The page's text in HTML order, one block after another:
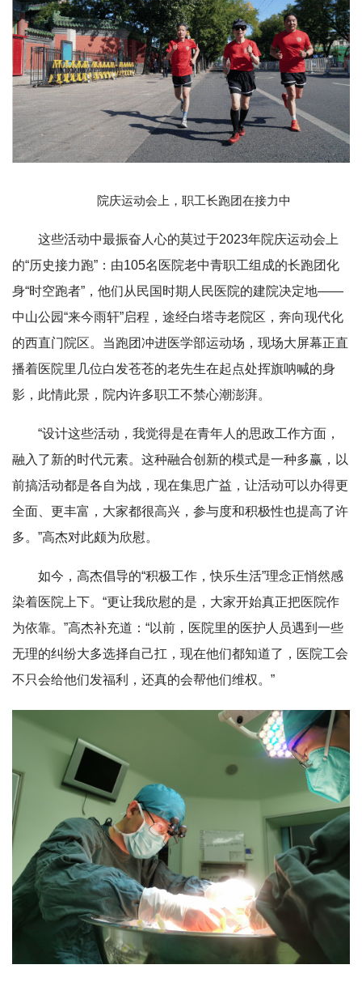
院庆运动会上，职工长跑团在接力中
这些活动中最振奋人心的莫过于2023年院庆运动会上
的“历史接力跑”：由105名医院老中青职工组成的长跑团化
身“时空跑者”，他们从民国时期人民医院的建院决定地——
中山公园“来今雨轩”启程，途经白塔寺老院区，奔向现代化
的西直门院区。当跑团冲进医学部运动场，现场大屏幕正直
播着医院里几位白发苍苍的老先生在起点处挥旗呐喊的身
影，此情此景，院内许多职工不禁心潮澎湃。
“设计这些活动，我觉得是在青年人的思政工作方面，
融入了新的时代元素。这种融合创新的模式是一种多赢，以
前搞活动都是各自为战，现在集思广益，让活动可以办得更
全面、更丰富，大家都很高兴，参与度和积极性也提高了许
多。”高杰对此颇为欣慰。
如今，高杰倡导的“积极工作，快乐生活”理念正悄然感
染着医院上下。“更让我欣慰的是，大家开始真正把医院作
为依靠。”高杰补充道：“以前，医院里的医护人员遇到一些
无理的纠纷大多选择自己扛，现在他们都知道了，医院工会
不只会给他们发福利，还真的会帮他们维权。”